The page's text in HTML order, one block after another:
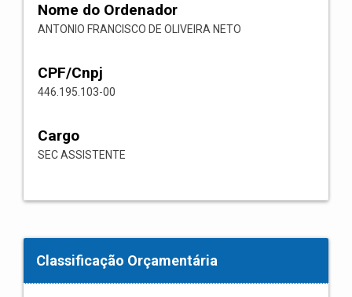
Nome do Ordenador
ANTONIO FRANCISCO DE OLIVEIRA NETO
CPF/Cnpj
446.195.103-00
Cargo
SEC ASSISTENTE
Classificação Orçamentária